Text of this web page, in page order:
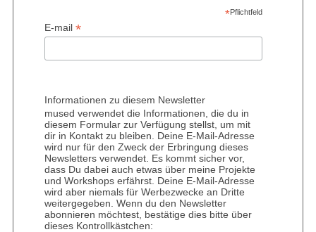
*Pflichtfeld
E-mail *
Informationen zu diesem Newsletter
mused verwendet die Informationen, die du in
diesem Formular zur Verfügung stellst, um mit
dir in Kontakt zu bleiben. Deine E-Mail-Adresse
wird nur für den Zweck der Erbringung dieses
Newsletters verwendet. Es kommt sicher vor,
dass Du dabei auch etwas über meine Projekte
und Workshops erfährst. Deine E-Mail-Adresse
wird aber niemals für Werbezwecke an Dritte
weitergegeben. Wenn du den Newsletter
abonnieren möchtest, bestätige dies bitte über
dieses Kontrollkästchen: